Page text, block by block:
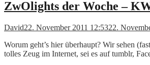
ZwOlights der Woche –
David22. November 2011 12:5322.
Worum geht’s hier überhaupt? Wir sehen
tolles Zeug im Internet, sei es auf tumblr,